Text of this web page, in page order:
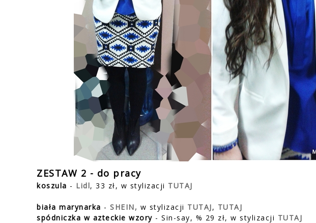
ZESTAW 2 - do pracy
koszula - Lidl, 33 zł, w stylizacji TUTAJ
biała marynarka - SHEIN, w stylizacji TUTAJ, TUTAJ
spódniczka w azteckie wzory - Sin-say, % 29 zł, w stylizacji TUTAJ